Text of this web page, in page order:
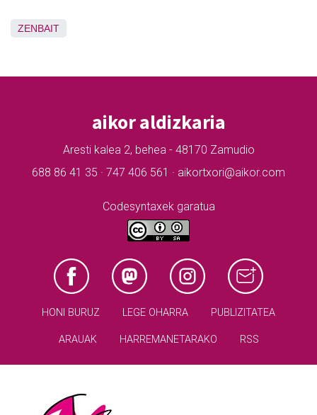
ZENBAIT
aikor aldizkaria
Aresti kalea 2, behea - 48170 Zamudio
688 86 41 35 · 747 406 561 · aikortxori@aikor.com
Codesyntaxek garatua
HONI BURUZ LEGE OHARRA PUBLIZITATEA
ARAUAK HARREMANETARAKO RSS